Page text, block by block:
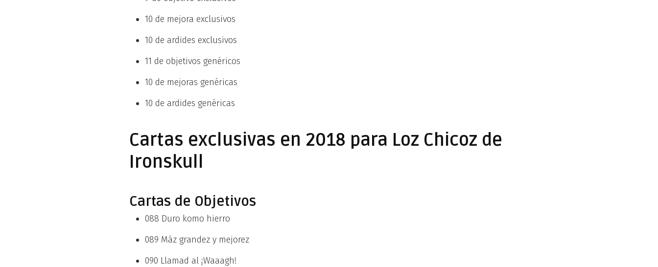
10 de mejora exclusivos
10 de ardides exclusivos
11 de objetivos genéricos
10 de mejoras genéricas
10 de ardides genéricas
Cartas exclusivas en 2018 para Loz Chicoz de
Ironskull
Cartas de Objetivos
088 Duro komo hierro
089 Máz grandez y mejorez
090 Llamad al ¡Waaagh!